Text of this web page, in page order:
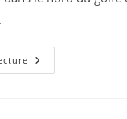
Conférence
De